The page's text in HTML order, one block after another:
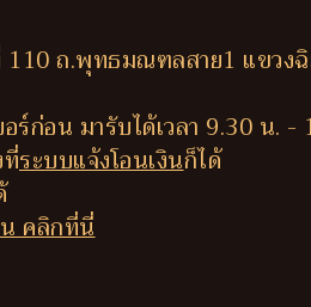
ถ.พุทธมณฑลสาย1 แขวง
ร์ก่อน มารับได้เวลา 9.30 น. -
ระบบแจ้งโอนเงินก็ได้
น คลิกที่นี่